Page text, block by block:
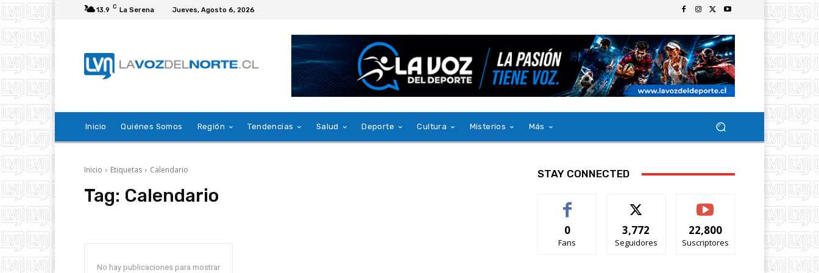
13.9 C La Serena Jueves, Agosto 6, 2026
Inicio Quiénes Somos Región Tendencias Salud Deporte Cultura Misterios Más
Inicio Etiquetas Calendario
Tag: Calendario
No hay publicaciones para mostrar
STAY CONNECTED
0
Fans
3,772
Seguidores
22,800
Suscriptores